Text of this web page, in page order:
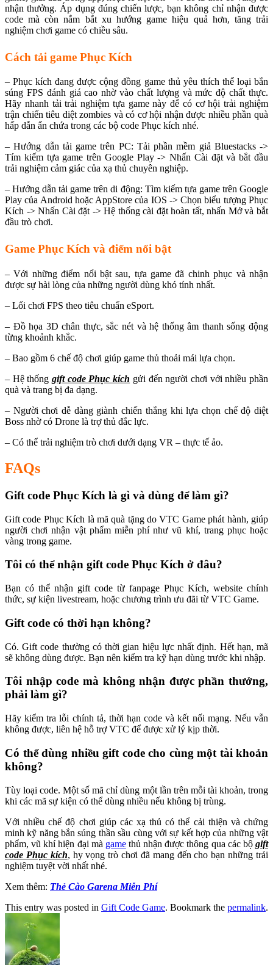
nhận thưởng. Áp dụng đúng chiến lược, bạn không chỉ nhận được
code mà còn nắm bắt xu hướng game hiệu quả hơn, tăng trải
nghiệm chơi game có chiều sâu.
Cách tải game Phục Kích
– Phục kích đang được cộng đồng game thủ yêu thích thể loại bắn
súng FPS đánh giá cao nhờ vào chất lượng và mức độ chất thực.
Hãy nhanh tải trải nghiệm tựa game này để có cơ hội trải nghiệm
trận chiến tiêu diệt zombies và có cơ hội nhận được nhiều phần quà
hấp dẫn ẩn chứa trong các bộ code Phục kích nhé.
– Hướng dẫn tải game trên PC: Tải phần mềm giả Bluestacks ->
Tím kiếm tựa game trên Google Play -> Nhấn Cài đặt và bắt đầu
trải nghiệm cảm giác của xạ thủ chuyên nghiệp.
– Hướng dẫn tải game trên di động: Tìm kiếm tựa game trên Google
Play của Android hoặc AppStore của IOS -> Chọn biểu tượng Phục
Kích -> Nhấn Cài đặt -> Hệ thống cài đặt hoàn tất, nhấn Mở và bắt
đầu trò chơi.
Game Phục Kích và điểm nổi bật
– Với những điểm nổi bật sau, tựa game đã chinh phục và nhận
được sự hài lòng của những người dùng khó tính nhất.
– Lối chơi FPS theo tiêu chuẩn eSport.
– Đồ họa 3D chân thực, sắc nét và hệ thống âm thanh sống động
từng khoảnh khắc.
– Bao gồm 6 chế độ chơi giúp game thủ thoải mái lựa chọn.
– Hệ thốnggift code Phục kích gửi đến người chơi với nhiều phần
quà và trang bị đa dạng.
– Người chơi dễ dàng giành chiến thắng khi lựa chọn chế độ diệt
Boss nhờ có Drone là trợ thủ đắc lực.
– Có thể trải nghiệm trò chơi dưới dạng VR – thực tế ảo.
FAQs
Gift code Phục Kích là gì và dùng để làm gì?
Gift code Phục Kích là mã quà tặng do VTC Game phát hành, giúp
người chơi nhận vật phẩm miễn phí như vũ khí, trang phục hoặc
vàng trong game.
Tôi có thể nhận gift code Phục Kích ở đâu?
Bạn có thể nhận gift code từ fanpage Phục Kích, website chính
thức, sự kiện livestream, hoặc chương trình ưu đãi từ VTC Game.
Gift code có thời hạn không?
Có. Gift code thường có thời gian hiệu lực nhất định. Hết hạn, mã
sẽ không dùng được. Bạn nên kiểm tra kỹ hạn dùng trước khi nhập.
Tôi nhập code mà không nhận được phần thưởng,
phải làm gì?
Hãy kiểm tra lỗi chính tả, thời hạn code và kết nối mạng. Nếu vẫn
không được, liên hệ hỗ trợ VTC để được xử lý kịp thời.
Có thể dùng nhiều gift code cho cùng một tài khoản
không?
Tùy loại code. Một số mã chỉ dùng một lần trên mỗi tài khoản, trong
khi các mã sự kiện có thể dùng nhiều nếu không bị trùng.
Với nhiều chế độ chơi giúp các xạ thủ có thể cải thiện và chứng
minh kỹ năng bắn súng thần sầu cùng với sự kết hợp của những vật
phẩm, vũ khí hiện đại mà gamethủ nhận được thông qua các bộgift
code Phục kích, hy vọng trò chơi đã mang đến cho bạn những trải
nghiệm tuyệt vời nhất nhé.
Xem thêm: Thẻ Cào Garena Miễn Phí
This entry was posted in Gift Code Game. Bookmark the permalink.